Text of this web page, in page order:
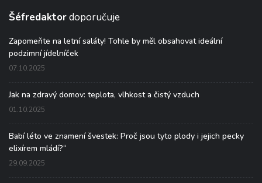
Šéfredaktordoporučuje
Zapomeňte na letní saláty! Tohle by měl obsahovat ideální
podzimní jídelníček
07.10.2025
Jak na zdravý domov: teplota, vlhkost a čistý vzduch
01.10.2025
Babí léto ve znamení švestek: Proč jsou tyto plody i jejich pecky
elixírem mládí?“
29.09.2025